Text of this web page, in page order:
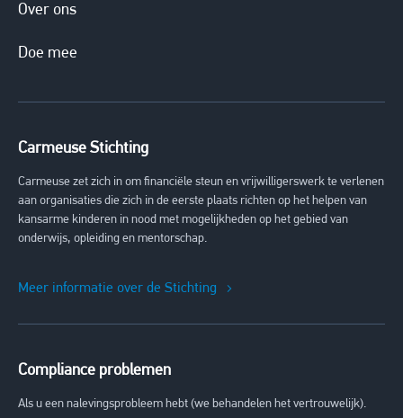
Over ons
Doe mee
Carmeuse Stichting
Carmeuse zet zich in om financiële steun en vrijwilligerswerk te verlenen
aan organisaties die zich in de eerste plaats richten op het helpen van
kansarme kinderen in nood met mogelijkheden op het gebied van
onderwijs, opleiding en mentorschap.
Meer informatie over de Stichting
Compliance problemen
Als u een nalevingsprobleem hebt (we behandelen het vertrouwelijk).